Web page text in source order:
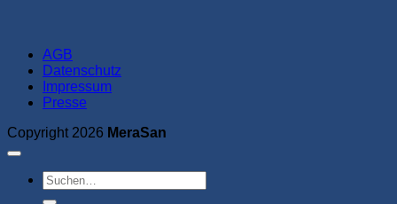
AGB
Datenschutz
Impressum
Presse
Copyright 2026 MeraSan
Suchen
nach: